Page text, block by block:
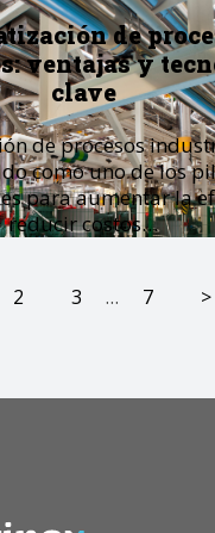
de
ventajas y
clave
de procesos
como uno de los
para aumentar la
reducir costos…
2 3 … 7 >